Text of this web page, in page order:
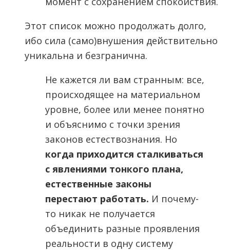
Этот список можно продолжать долго,
ибо сила (само)внушения действительно
уникальна и безгранична.
Не кажется ли вам странным: все,
происходящее на материальном
уровне, более или менее понятно
и объяснимо с точки зрения
законов естествознания. Но
когда приходится сталкиваться
с явлениями тонкого плана,
естественные законы
перестают работать. И почему-
то никак не получается
объединить разные проявления
реальности в одну систему